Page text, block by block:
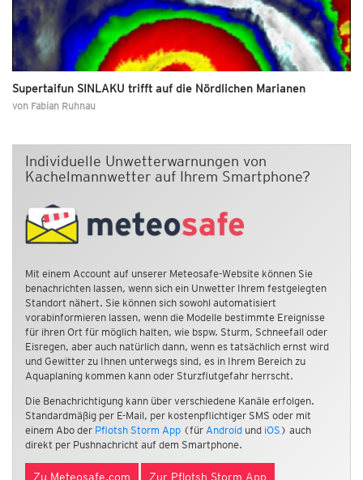
Supertaifun SINLAKU trifft auf die Nördlichen Marianen
von Fabian Ruhnau
Individuelle Unwetterwarnungen von
Kachelmannwetter auf Ihrem Smartphone?
Mit einem Account auf unserer Meteosafe-Website können Sie
benachrichten lassen, wenn sich ein Unwetter Ihrem festgelegten
Standort nähert. Sie können sich sowohl automatisiert
vorabinformieren lassen, wenn die Modelle bestimmte Ereignisse
für ihren Ort für möglich halten, wie bspw. Sturm, Schneefall oder
Eisregen, aber auch natürlich dann, wenn es tatsächlich ernst wird
und Gewitter zu Ihnen unterwegs sind, es in Ihrem Bereich zu
Aquaplaning kommen kann oder Sturzflutgefahr herrscht.
Die Benachrichtigung kann über verschiedene Kanäle erfolgen.
Standardmäßig per E-Mail, per kostenpflichtiger SMS oder mit
einem Abo der Pflotsh Storm App (für Android und iOS ) auch
direkt per Pushnachricht auf dem Smartphone.
Zu Meteosafe.com Zur Pflotsh Storm App